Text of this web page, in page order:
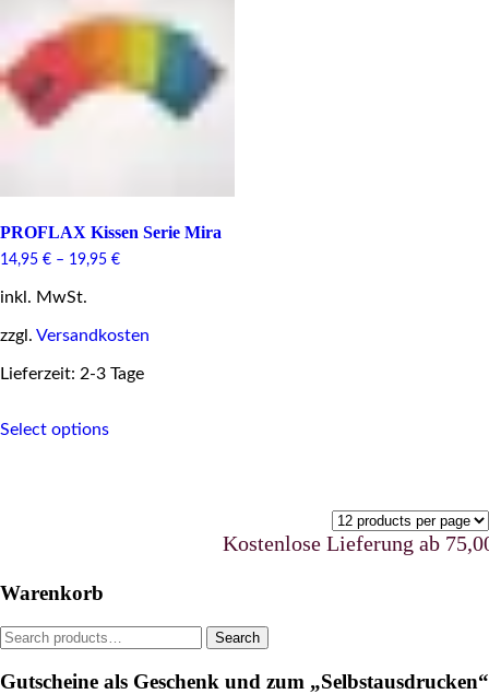
PROFLAX Kissen Serie Mira
14,95 € – 19,95 €
inkl. MwSt.
zzgl. Versandkosten
Lieferzeit: 2-3 Tage
Select optionsproduct
the
page
Kostenlose Lieferung ab 75,00
Warenkorb
Search
Search
Gutscheine als Geschenk und zum „Selbstausdrucken“